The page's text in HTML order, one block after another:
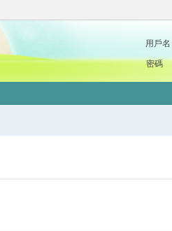
用戶名
密碼